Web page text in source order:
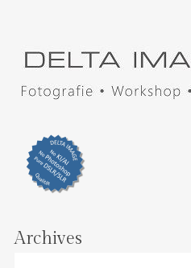
Archives